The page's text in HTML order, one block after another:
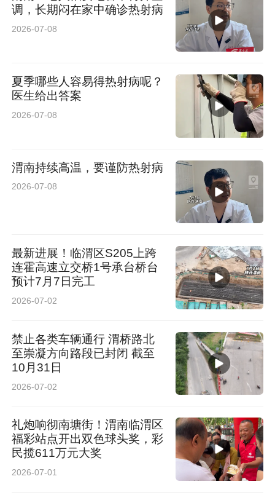
调，长期闷在家中确诊热射病
2026-07-08
夏季哪些人容易得热射病呢？
医生给出答案
2026-07-08
渭南持续高温，要谨防热射病
2026-07-08
最新进展！临渭区S205上跨
连霍高速立交桥1号承台桥台
预计7月7日完工
2026-07-02
禁止各类车辆通行 渭桥路北
至崇凝方向路段已封闭 截至
10月31日
2026-07-02
礼炮响彻南塘街！渭南临渭区
福彩站点开出双色球头奖，彩
民揽611万元大奖
2026-07-01